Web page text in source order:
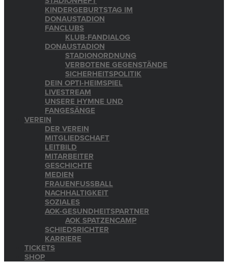
KINDERGEBURTSTAG IM
DONAUSTADION
FANCLUBS
KLUB-FANDIALOG
DONAUSTADION
STADIONORDNUNG
VERBOTENE GEGENSTÄNDE
SICHERHEITSPOLITIK
DEIN OPTI-HEIMSPIEL
LIVESTREAM
UNSERE HYMNE UND
FANGESÄNGE
VEREIN
DER VEREIN
MITGLIEDSCHAFT
LEITBILD
MITARBEITER
GESCHICHTE
MEDIEN
FRAUENFUSSBALL
NACHHALTIGKEIT
SOZIALES
AOK-GESUNDHEITSPARTNER
AOK SPATZENCAMP
SCHIEDSRICHTER
KARRIERE
TICKETS
SHOP